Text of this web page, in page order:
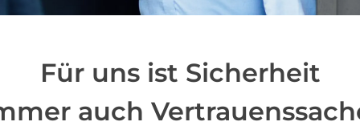
aus Mülheim
Für uns ist Sicherheit
auch